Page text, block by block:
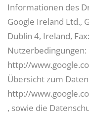
Informationen des
Google Ireland Ltd.,
Dublin 4, Ireland,
Nutzerbedingungen:
http://
Übersicht zum
http://
, sowie die